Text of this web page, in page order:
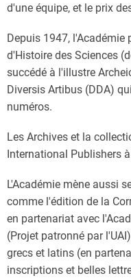
d'une équipe, et le prix
Depuis 1947, l'Académie
d'Histoire des Sciences
succédé à l'illustre
Diversis Artibus (DDA)
numéros.
Les Archives et la
International Publishers
L'Académie mène aussi
comme l'édition de la
en partenariat avec
(Projet patronné par
grecs et latins (en
inscriptions et belles